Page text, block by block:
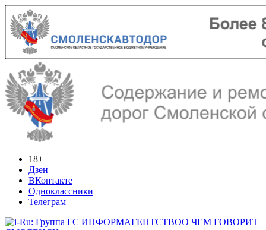
18+
Дзен
ВКонтакте
Одноклассники
Телеграм
ИНФОРМАГЕНТСТВОО ЧЕМ ГОВОРИТ